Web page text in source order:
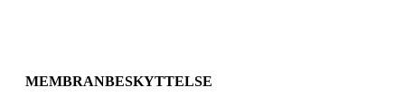
MEMBRANBESKYTTELSE